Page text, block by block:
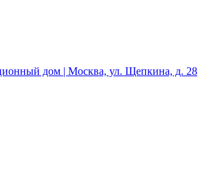
дом | Москва, ул. Щепкина, д. 28